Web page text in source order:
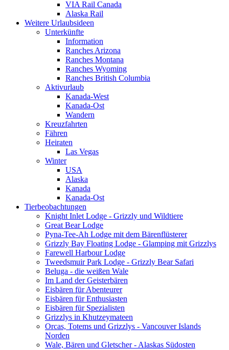
VIA Rail Canada
Alaska Rail
Weitere Urlaubsideen
Unterkünfte
Information
Ranches Arizona
Ranches Montana
Ranches Wyoming
Ranches British Columbia
Aktivurlaub
Kanada-West
Kanada-Ost
Wandern
Kreuzfahrten
Fähren
Heiraten
Las Vegas
Winter
USA
Alaska
Kanada
Kanada-Ost
Tierbeobachtungen
Knight Inlet Lodge - Grizzly und Wildtiere
Great Bear Lodge
Pyna-Tee-Ah Lodge mit dem Bärenflüsterer
Grizzly Bay Floating Lodge - Glamping mit Grizzlys
Farewell Harbour Lodge
Tweedsmuir Park Lodge - Grizzly Bear Safari
Beluga - die weißen Wale
Im Land der Geisterbären
Eisbären für Abenteurer
Eisbären für Enthusiasten
Eisbären für Spezialisten
Grizzlys in Khutzeymateen
Orcas, Totems und Grizzlys - Vancouver Islands
Norden
Wale, Bären und Gletscher - Alaskas Südosten